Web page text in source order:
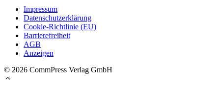
Impressum
Datenschutzerklärung
Cookie-Richtlinie (EU)
Barrierefreiheit
AGB
Anzeigen
© 2026 CommPress Verlag GmbH